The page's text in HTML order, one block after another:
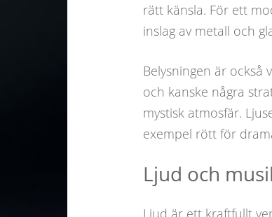
rätt känsla. För ett
inslag av metall och
Belysningen är också
och kanske några
mystisk atmosfär.
exempel rött för
Ljud och
Ljud är ett kraftfullt